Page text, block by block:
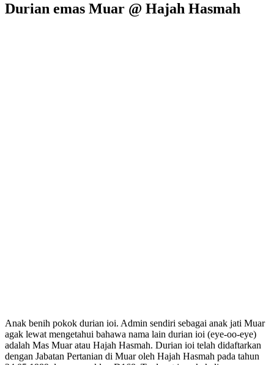
Durian emas Muar @ Hajah Hasmah
Anak benih pokok durian ioi. Admin sendiri sebagai anak jati Muar
agak lewat mengetahui bahawa nama lain durian ioi (eye-oo-eye)
adalah Mas Muar atau Hajah Hasmah. Durian ioi telah didaftarkan
dengan Jabatan Pertanian di Muar oleh Hajah Hasmah pada tahun